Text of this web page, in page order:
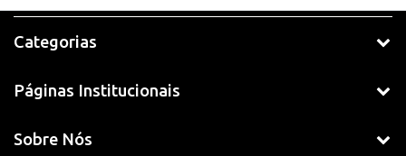
Categorias
Páginas Institucionais
Sobre Nós